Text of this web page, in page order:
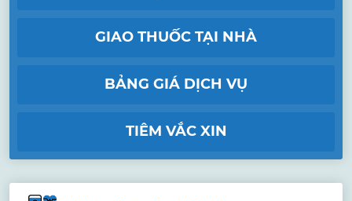
GIAO THUỐC TẠI NHÀ
BẢNG GIÁ DỊCH VỤ
TIÊM VẮC XIN